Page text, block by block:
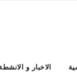
الاخبار و